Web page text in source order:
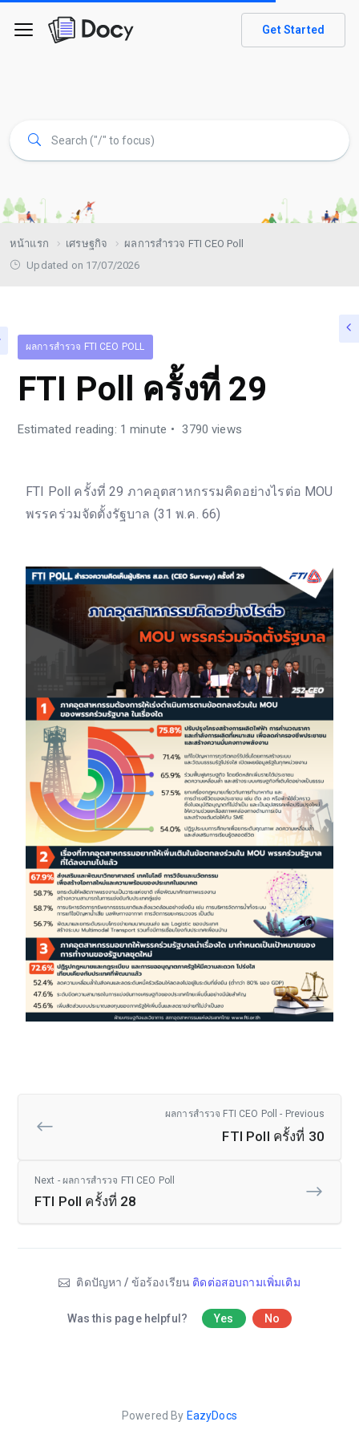
Get Started
หน้าแรก เศรษฐกิจ
ผลการสำรวจ FTI CEO Poll
Updated on 17/07/2026
ผลการสำรวจ FTI CEO POLL
FTI Poll ครั้งที่ 29
Estimated reading: 1 minute 3790 views
FTI Poll ครั้งที่ 29 ภาคอุตสาหกรรมคิดอย่างไรต่อ MOU
พรรคร่วมจัดตั้งรัฐบาล (31 พ.ค. 66)
ผลการสำรวจ FTI CEO Poll - Previous
FTI Poll ครั้งที่ 30
Next - ผลการสำรวจ FTI CEO Poll
FTI Poll ครั้งที่ 28
ติดปัญหา / ข้อร้องเรียน ติดต่อสอบถามเพิ่มเติม
Was this page helpful? Yes No
Powered By EazyDocs